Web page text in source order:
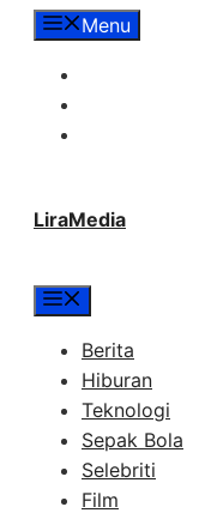
LangsungMenu
LiraMedia
Berita
Hiburan
Teknologi
Sepak Bola
Selebriti
Film